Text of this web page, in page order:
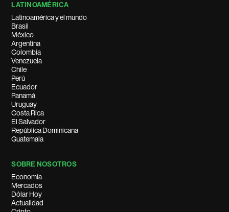
LATINOAMÉRICA
Latinoamérica y el mundo
Brasil
México
Argentina
Colombia
Venezuela
Chile
Perú
Ecuador
Panamá
Uruguay
Costa Rica
El Salvador
República Dominicana
Guatemala
SOBRE NOSOTROS
Economía
Mercados
Dólar Hoy
Actualidad